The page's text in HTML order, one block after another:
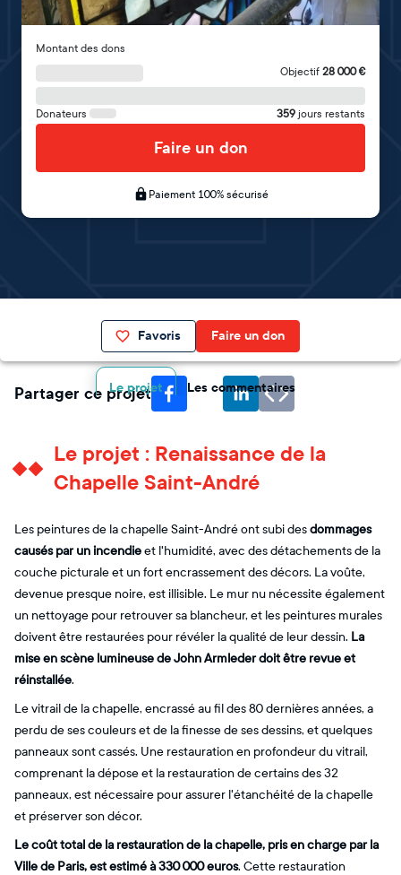
Montant des dons
Objectif 28 000€
Donateurs 359 jours restants
Faire un don
Paiement 100% sécurisé
Favoris Faire un don
Le projet Les commentaires
Partager ce projet
Le projet : Renaissance de la
Chapelle Saint-André
Les peintures de la chapelle Saint-André ont subi desdommages
causés par un incendieet l'humidité, avec des détachements de la
couche picturale et un fort encrassement des décors. La voûte,
devenue presque noire, est illisible. Le mur nu nécessite également
un nettoyage pour retrouver sa blancheur, et les peintures murales
doivent être restaurées pour révéler la qualité de leur dessin. La
mise en scène lumineuse de John Armleder doit être revue et
réinstallée.
Le vitrail de la chapelle, encrassé au fil des 80 dernières années, a
perdu de ses couleurs et de la finesse de ses dessins, et quelques
panneaux sont cassés. Une restauration en profondeur du vitrail,
comprenant la dépose et la restauration de certains des 32
panneaux, est nécessaire pour assurer l'étanchéité de la chapelle
et préserver son décor.
Le coût total de la restauration de la chapelle, pris en charge par la
Ville de Paris, est estimé à 330 000 euros. Cette restauration